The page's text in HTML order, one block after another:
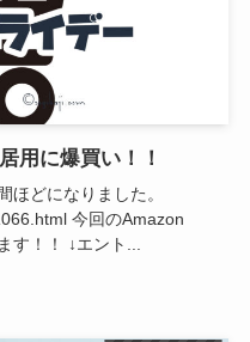
用に爆買い！！
ほどになりました。
今回のAmazon
す！！ ↓エント...